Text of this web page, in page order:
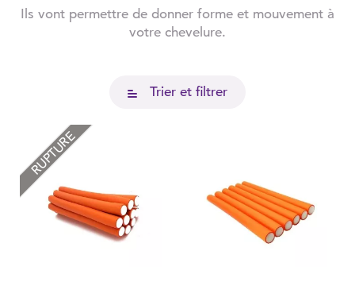
Ils vont permettre de donner forme et mouvement à
votre chevelure.
Trier et filtrer
RUPTURE